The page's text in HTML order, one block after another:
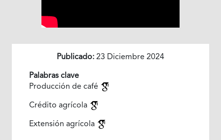
Publicado: 23 Diciembre 2024
Palabras clave
Producción de café
Crédito agrícola
Extensión agrícola